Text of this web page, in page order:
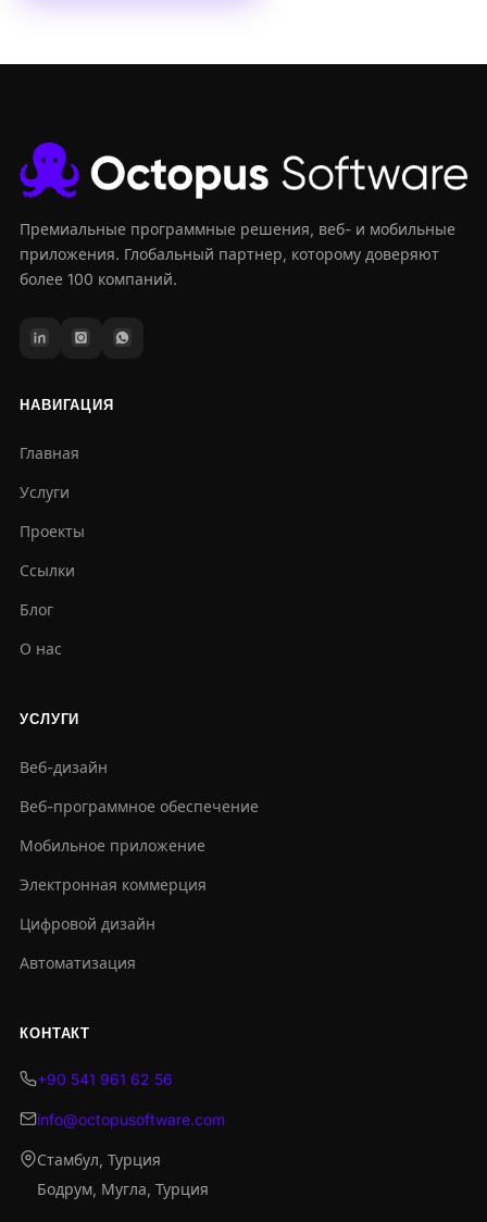
Премиальные программные решения, веб- и мобильные
приложения. Глобальный партнер, которому доверяют
более 100 компаний.
НАВИГАЦИЯ
Главная
Услуги
Проекты
Ссылки
Блог
О нас
УСЛУГИ
Веб-дизайн
Веб-программное обеспечение
Мобильное приложение
Электронная коммерция
Цифровой дизайн
Автоматизация
КОНТАКТ
+90 541 961 62 56
info@octopusoftware.com
Стамбул, Турция
Бодрум, Мугла, Турция